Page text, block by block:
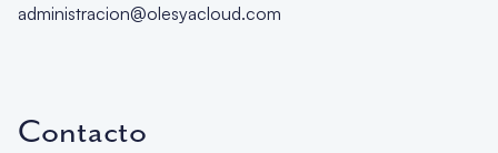
administracion@olesyacloud.com
Contacto